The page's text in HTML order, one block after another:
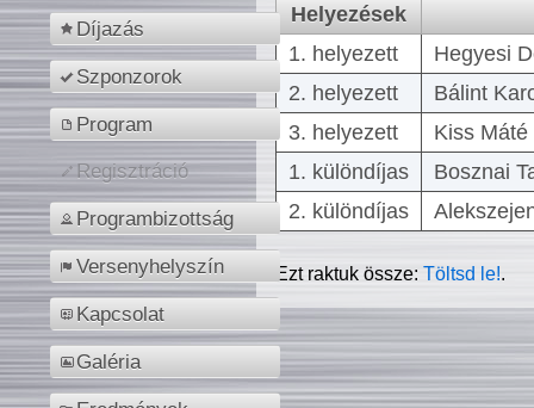
Díjazás
Szponzorok
Program
Regisztráció
Programbizottság
Versenyhelyszín
Kapcsolat
Galéria
Helyezések
1. helyezett
Hegyesi
2. helyezett
Bálint
3. helyezett
Kiss
1. különdíjas
Bosznai
2. különdíjas
Ezt raktuk össze:Töltsd le!.